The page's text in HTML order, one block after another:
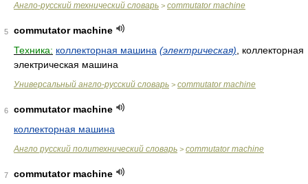
Англо-русский технический словарь > commutator machine
5
commutator machine
Техника: коллекторная машина (электрическая) , коллекторная
электрическая машина
Универсальный англо-русский словарь > commutator machine
6
commutator machine
коллекторная машина
Англо русский политехнический словарь > commutator machine
7
commutator machine